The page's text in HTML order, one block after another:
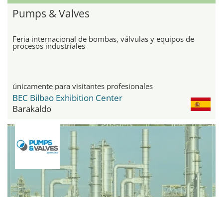
Pumps & Valves
Feria internacional de bombas, válvulas y equipos de
procesos industriales
únicamente para visitantes profesionales
BEC Bilbao Exhibition Center
Barakaldo